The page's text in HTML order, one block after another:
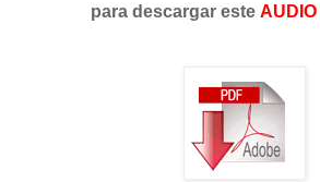
para descargar este AUDIO